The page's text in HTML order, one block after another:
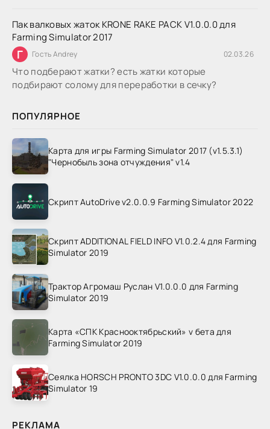
Пак валковых жаток KRONE RAKE PACK V1.0.0.0 для
Farming Simulator 2017
Г Гость Andrey 02.03.26
Что подберают жатки? есть жатки которые
подбирают солому для переработки в сечку?
ПОПУЛЯРНОЕ
Карта для игры Farming Simulator 2017 (v1.5.3.1)
"Чернобыль зона отчуждения" v1.4
Скрипт AutoDrive v2.0.0.9 Farming Simulator 2022
Скрипт ADDITIONAL FIELD INFO V1.0.2.4 для Farming
Simulator 2019
Трактор Агромаш Руслан V1.0.0.0 для Farming
Simulator 2019
Карта «СПК Краснооктябрьский» v бета для
Farming Simulator 2019
Сеялка HORSCH PRONTO 3DC V1.0.0.0 для Farming
Simulator 19
РЕКЛАМА